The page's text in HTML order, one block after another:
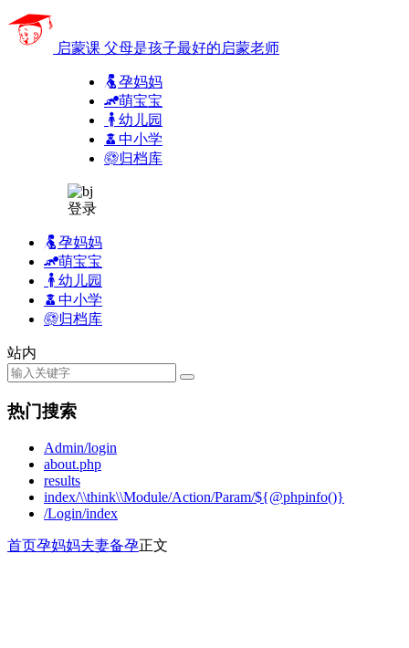
启蒙课 父母是孩子最好的启蒙老师
孕妈妈
萌宝宝
幼儿园
中小学
归档库
登录
孕妈妈
萌宝宝
幼儿园
中小学
归档库
站内
热门搜索
Admin/login
about.php
results
index/\\think\\Module/Action/Param/${@phpinfo()}
/Login/index
首页孕妈妈夫妻备孕正文